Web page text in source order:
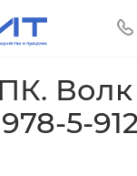
Волк
5-